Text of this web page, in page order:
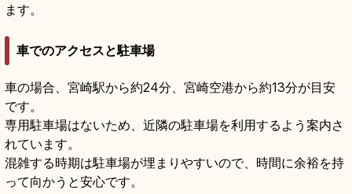
ます。
車でのアクセスと駐車場
車の場合、宮崎駅から約24分、宮崎空港から約13分が目安
です。
専用駐車場はないため、近隣の駐車場を利用するよう案内さ
れています。
混雑する時期は駐車場が埋まりやすいので、時間に余裕を持
って向かうと安心です。